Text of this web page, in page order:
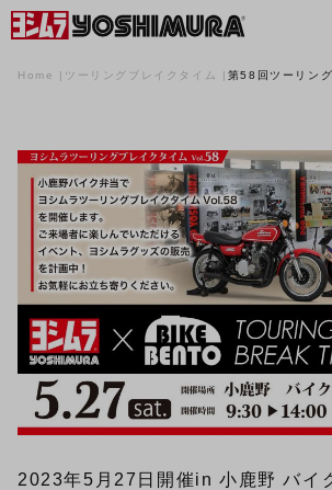
Home ツーリングブレイクタイム 第58回ツーリン
2023年5月27日開催in 小鹿野 バイ